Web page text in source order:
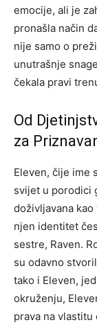
emocije, ali je
pronašla način
nije samo o
unutrašnje
čekala pravi
Od
za
Eleven, čije ime
svijet u porodici
doživljavana kao
njen identitet
sestre, Raven.
su odavno
tako i Eleven,
okruženju,
prava na